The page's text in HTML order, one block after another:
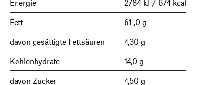
Energie 2784 kJ / 674 kcal
Fett 61 ,0 g
davon gesättigte Fettsäuren 4,30 g
Kohlenhydrate 14,0 g
davon Zucker 4,50 g